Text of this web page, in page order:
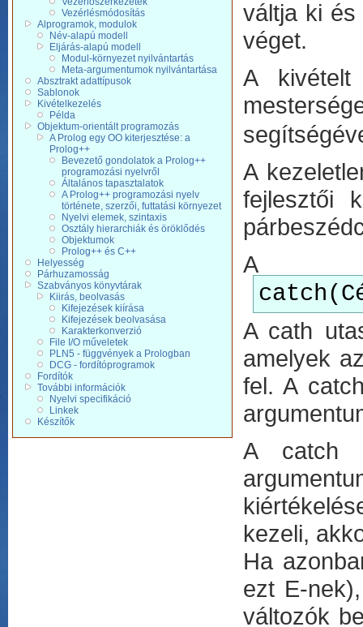
Vezérlésmódosítás
Alprogramok, modulok
Név-alapú modell
Eljárás-alapú modell
Modul-környezet nyilvántartás
Meta-argumentumok nyilvántartása
Absztrakt adattípusok
Sablonok
Kivételkezelés
Példa
Objektum-orientált programozás
A Prolog egy OO kiterjesztése: a
Prolog++
Bevezető gondolatok a Prolog++
programozási nyelvről
Általános tapasztalatok
A Prolog++ programozási nyelv
története, szerzői, futtatási környezet
Nyelvi elemek, szintaxis
Osztály hierarchiák és öröklődés
Objektumok
Prolog++ és C++
Helyesség
Párhuzamosság
Szabványos könyvtárak
Kiirás, beolvasás
Kifejezések kiírása
Kifejezések beolvasása
Karakterkonverzió
File I/O műveletek
PLN5 - függvények a Prologban
DCG - fordítóprogramok
Fordítók
További információk
Nyelvi specifikáció
Linkek
Készítők
váltja ki
véget.
A
A
fejlesztői
A
A cath
amelyek
fel. A
A catch
kezeli,
Ha
ezt E-
változók